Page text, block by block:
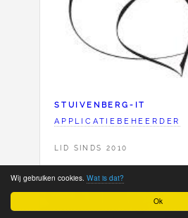
Ok
Wij gebruiken cookies. Wat is dat?
STUIVENBERG-IT
APPLICATIEBEHEERDER
LID SINDS 2010